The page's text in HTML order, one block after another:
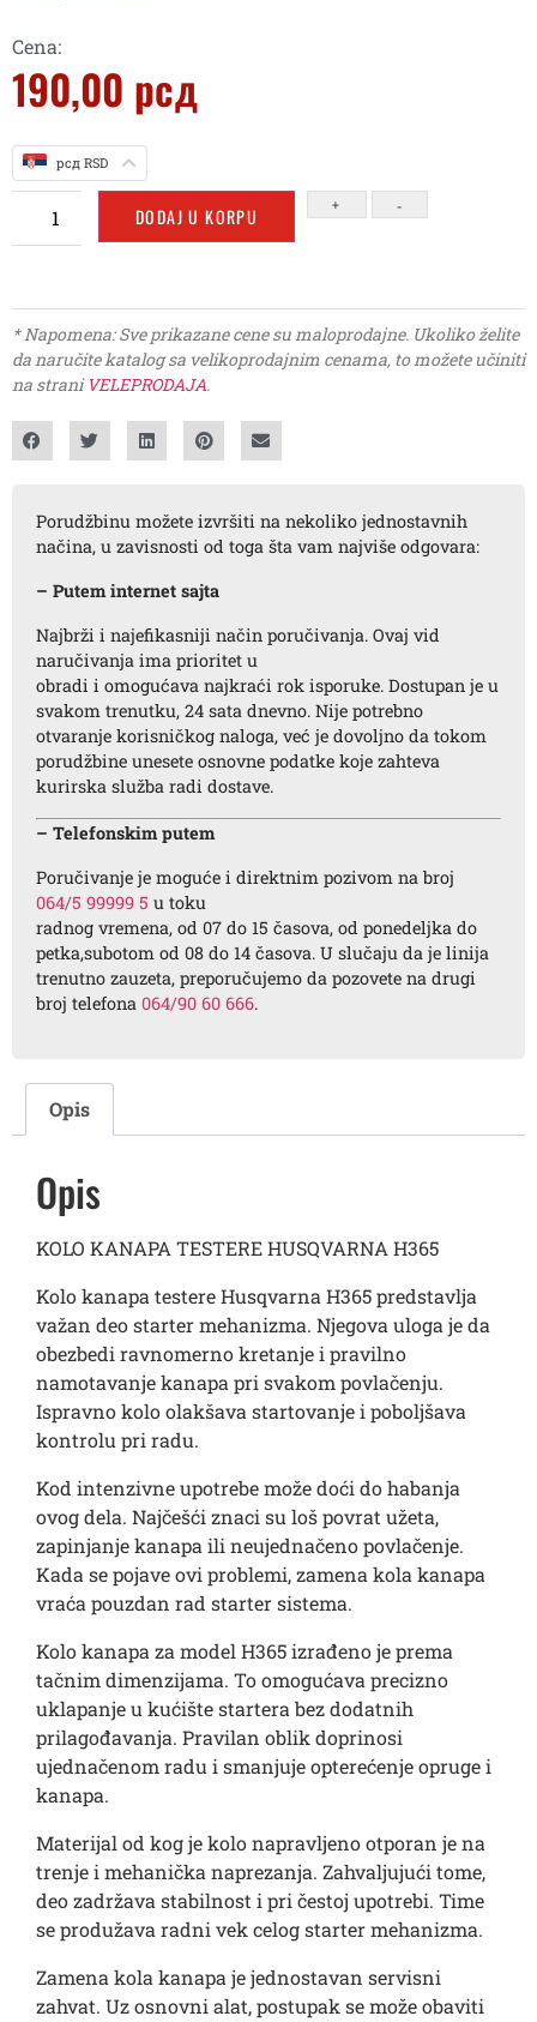
Cena:
190,00 рсд
рсд RSD
+ -
DODAJ U KORPU
* Napomena: Sve prikazane cene su maloprodajne. Ukoliko želite
da naručite katalog sa velikoprodajnim cenama, to možete učiniti
na straniVELEPRODAJA.
Porudžbinu možete izvršiti na nekoliko jednostavnih
načina, u zavisnosti od toga šta vam najviše odgovara:
– Putem internet sajta
Najbrži i najefikasniji način poručivanja. Ovaj vid
naručivanja ima prioritet u
obradi i omogućava najkraći rok isporuke. Dostupan je u
svakom trenutku, 24 sata dnevno. Nije potrebno
otvaranje korisničkog naloga, već je dovoljno da tokom
porudžbine unesete osnovne podatke koje zahteva
kurirska služba radi dostave.
– Telefonskim putem
Poručivanje je moguće i direktnim pozivom na broj
064/5 99999 5 u toku
radnog vremena, od 07 do 15 časova, od ponedeljka do
petka,subotom od 08 do 14 časova. U slučaju da je linija
trenutno zauzeta, preporučujemo da pozovete na drugi
broj telefona 064/90 60 666.
Opis
Opis
KOLO KANAPA TESTERE HUSQVARNA H365
Kolo kanapa testereHusqvarna H365 predstavlja
važan deo starter mehanizma. Njegova uloga je da
obezbedi ravnomerno kretanje i pravilno
namotavanje kanapa pri svakom povlačenju.
Ispravno kolo olakšava startovanje i poboljšava
kontrolu pri radu.
Kod intenzivne upotrebe može doći do habanja
ovog dela. Najčešći znaci su loš povrat užeta,
zapinjanje kanapa ili neujednačeno povlačenje.
Kada se pojave ovi problemi, zamena kola kanapa
vraća pouzdan rad starter sistema.
Kolo kanapa za model H365 izrađeno je prema
tačnim dimenzijama. To omogućava precizno
uklapanje u kućište startera bez dodatnih
prilagođavanja. Pravilan oblik doprinosi
ujednačenom radu i smanjuje opterećenje opruge i
kanapa.
Materijal od kog je kolo napravljeno otporan je na
trenje i mehanička naprezanja. Zahvaljujući tome,
deo zadržava stabilnost i pri čestoj upotrebi. Time
se produžava radni vek celog starter mehanizma.
Zamena kola kanapa je jednostavan servisni
zahvat. Uz osnovni alat, postupak se može obaviti